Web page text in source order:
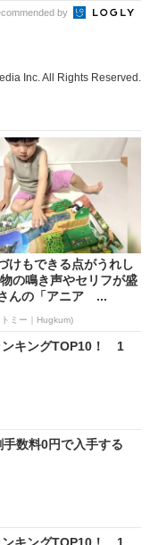
by
Inc. All Rights Reserved.
けもできる点がうれし
の鳴き声やセリフが盛
んの「アニア ...
ミー｜Hugkum)
ンキングTOP10！ 1
数料0円で入手する